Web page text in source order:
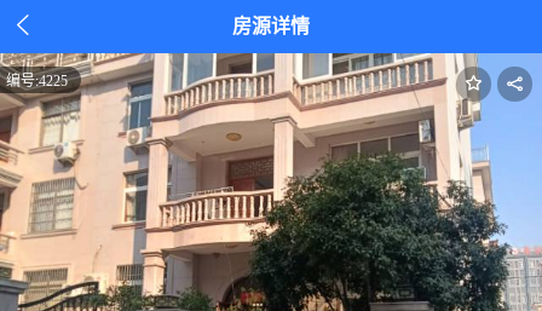
 房源详情
编号:4225